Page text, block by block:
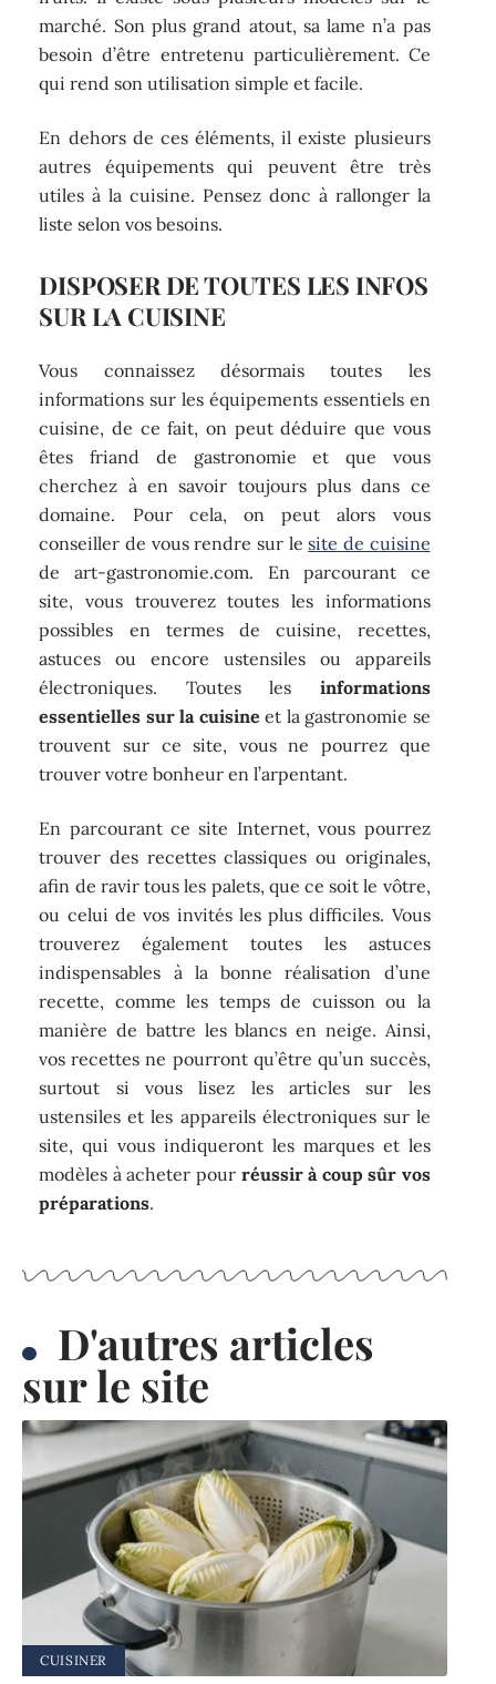
marché. Son plus grand atout, sa lame n’a pas
besoin d’être entretenu particulièrement. Ce
qui rend son utilisation simple et facile.
En dehors de ces éléments, il existe plusieurs
autres équipements qui peuvent être très
utiles à la cuisine. Pensez donc à rallonger la
liste selon vos besoins.
DISPOSER DE TOUTES LES INFOS
SUR LA CUISINE
Vous connaissez désormais toutes les
informations sur les équipements essentiels en
cuisine, de ce fait, on peut déduire que vous
êtes friand de gastronomie et que vous
cherchez à en savoir toujours plus dans ce
domaine. Pour cela, on peut alors vous
conseiller de vous rendre sur lesite de cuisine
de art-gastronomie.com. En parcourant ce
site, vous trouverez toutes les informations
possibles en termes de cuisine, recettes,
astuces ou encore ustensiles ou appareils
électroniques. Toutes les informations
essentielles sur la cuisine et la gastronomie se
trouvent sur ce site, vous ne pourrez que
trouver votre bonheur en l’arpentant.
En parcourant ce site Internet, vous pourrez
trouver des recettes classiques ou originales,
afin de ravir tous les palets, que ce soit le vôtre,
ou celui de vos invités les plus difficiles. Vous
trouverez également toutes les astuces
indispensables à la bonne réalisation d’une
recette, comme les temps de cuisson ou la
manière de battre les blancs en neige. Ainsi,
vos recettes ne pourront qu’être qu’un succès,
surtout si vous lisez les articles sur les
ustensiles et les appareils électroniques sur le
site, qui vous indiqueront les marques et les
modèles à acheter pour réussir à coup sûr vos
préparations.
D'autres articles
sur le site
CUISINER